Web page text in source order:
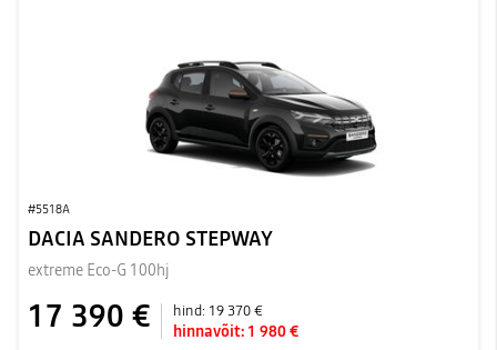
#5518A
DACIA SANDERO STEPWAY
extreme Eco-G 100hj
17 390 € hind: 19 370 €
hinnavõit: 1 980 €